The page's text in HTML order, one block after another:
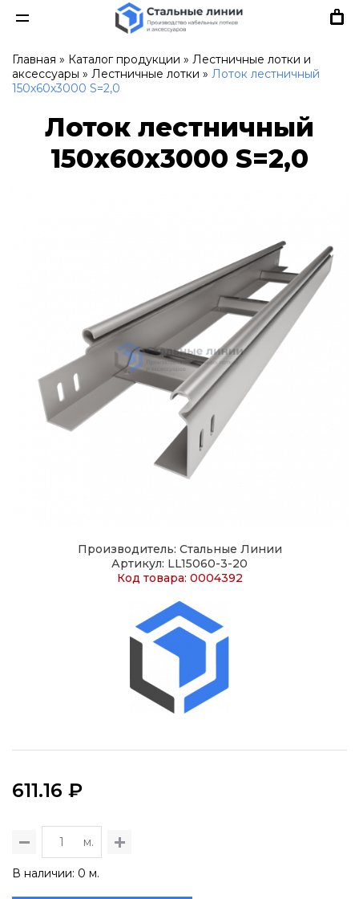
Главная » Каталог продукции » Лестничные лотки и
аксессуары » Лестничные лотки » Лоток лестничный
150х60х3000 S=2,0
Лоток лестничный
150х60х3000 S=2,0
Производитель: Стальные Линии
Артикул: LL15060-3-20
Код товара: 0004392
611.16 ₽
м.
В наличии: 0 м.